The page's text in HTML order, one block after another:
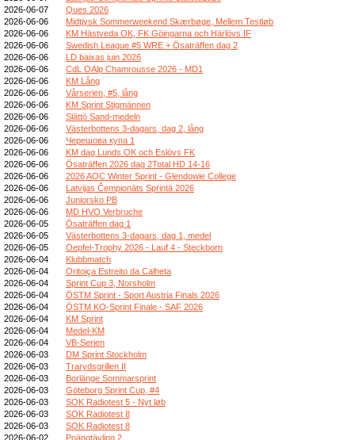
2026-06-07
Ques 2026
2026-06-06
Midtjysk Sommerweekend Skærbøge, Mellem Testløb
2026-06-06
KM Hästveda OK, FK Göingarna och Härlövs IF
2026-06-06
Swedish League #5 WRE + Ösaträffen dag 2
2026-06-06
LD baixas juin 2026
2026-06-06
CdL OAlp Chamrousse 2026 - MD1
2026-06-06
KM Lång
2026-06-06
Vårserien, #5, lång
2026-06-06
KM Sprint Stigmännen
2026-06-06
Slättö Sand-medeln
2026-06-06
Västerbottens 3-dagars, dag 2, lång
2026-06-06
Черешова купа 1
2026-06-06
KM dag Lunds OK och Eslövs FK
2026-06-06
Ösaträffen 2026 dag 2Total HD 14-16
2026-06-06
2026 AOC Winter Sprint - Glendowie College
2026-06-06
Latvijas Čempionāts Sprintā 2026
2026-06-06
Juniorsko PB
2026-06-06
MD HVO Verbruche
2026-06-05
Ösaträffen dag 1
2026-06-05
Västerbottens 3-dagars, dag 1, medel
2026-06-05
Oepfel-Trophy 2026 - Lauf 4 - Steckborn
2026-06-04
Klubbmatch
2026-06-04
Oritoiça Estreito da Calheta
2026-06-04
Sprint Cup 3, Norsholm
2026-06-04
ÖSTM Sprint - Sport Austria Finals 2026
2026-06-04
ÖSTM KO-Sprint Finale - SAF 2026
2026-06-04
KM Sprint
2026-06-04
Medel-KM
2026-06-04
VB-Serien
2026-06-03
DM Sprint Stockholm
2026-06-03
Trarydsgrillen II
2026-06-03
Borlänge Sommarsprint
2026-06-03
Göteborg Sprint Cup, #4
2026-06-03
SOK Radiotest 5 - Nyt løb
2026-06-03
SOK Radiotest 8
2026-06-03
SOK Radiotest 8
2026-06-02
Poängtävling 2